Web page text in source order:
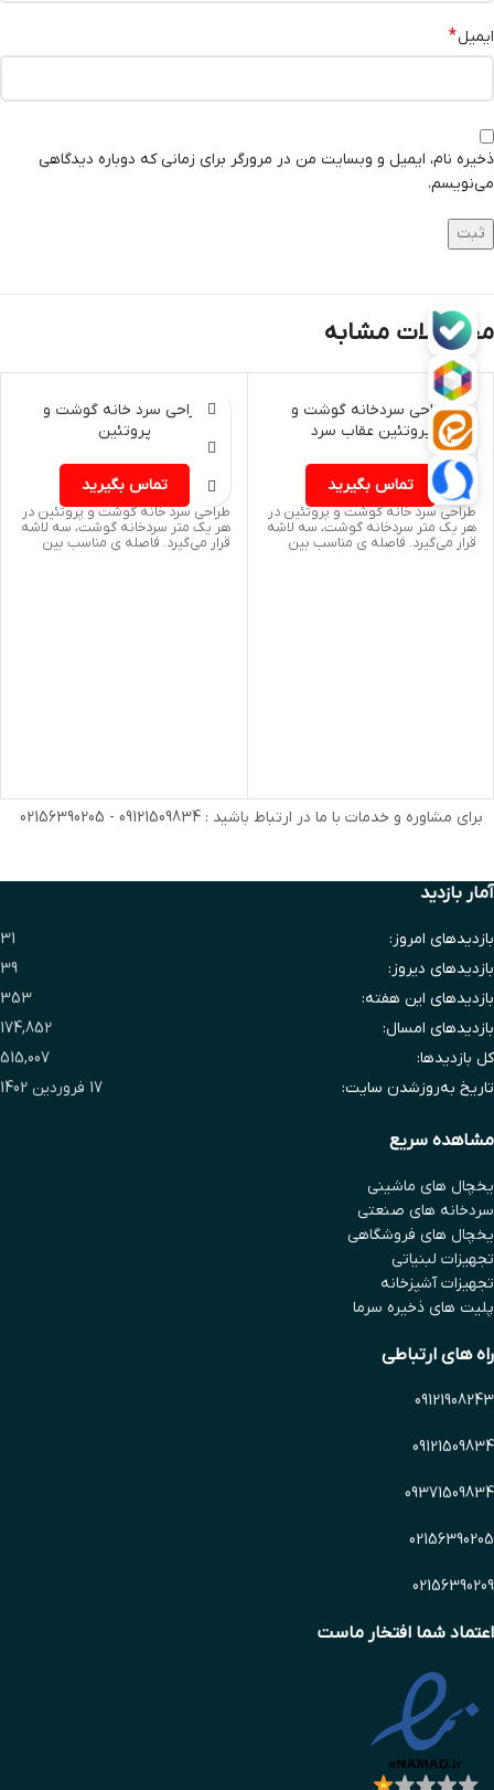
ایمیل*
ذخیره نام، ایمیل و وبسایت من در مرورگر برای زمانی که دوباره دیدگاهی
می‌نویسم.
محصولات مشابه
طراحی سردخانه گوشت و
پروتئین عقاب سرد
تماس بگیرید
طراحی سرد خانه گوشت و پروتئین در
هر یک متر سردخانه گوشت، سه لاشه
قرار می‌گیرد. فاصله ی مناسب بین
طراحی سرد خانه گوشت و
پروتئین
تماس بگیرید
طراحی سرد خانه گوشت و پروتئین در
هر یک متر سردخانه گوشت، سه لاشه
قرار می‌گیرد. فاصله ی مناسب بین
برای مشاوره و خدمات با ما در ارتباط باشید : 09121509834 - 02156390205
آمار بازدید
بازدیدهای امروز:
31
بازدیدهای دیروز:
39
بازدیدهای این هفته:
353
بازدیدهای امسال:
174,852
کل بازدیدها:
515,007
تاریخ به‌روزشدن سایت:
17 فروردین 1402
مشاهده سریع
یخچال های ماشینی
سردخانه های صنعتی
یخچال های فروشگاهی
تجهیزات لبنیاتی
تجهیزات آشپزخانه
پلیت های ذخیره سرما
راه های ارتباطی
09121908243
09121509834
09371509834
02156390205
02156390209
اعتماد شما افتخار ماست